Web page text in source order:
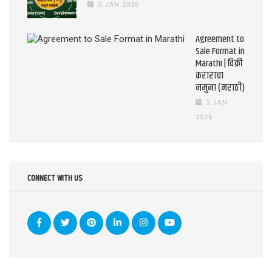
3 JAN 2026
Agreement to
Sale Format in
Marathi | विक्री
कराराचा
नमुना (मराठी)
3 JAN
2026
CONNECT WITH US